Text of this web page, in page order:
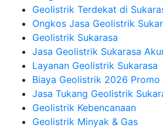
Geolistrik Terdekat di
Ongkos Jasa Geolistrik
Geolistrik Sukarasa
Jasa Geolistrik Sukarasa
Layanan Geolistrik Sukarasa
Biaya Geolistrik 2026 Promo
Jasa Tukang Geolistrik
Geolistrik Kebencanaan
Geolistrik Minyak & Gas